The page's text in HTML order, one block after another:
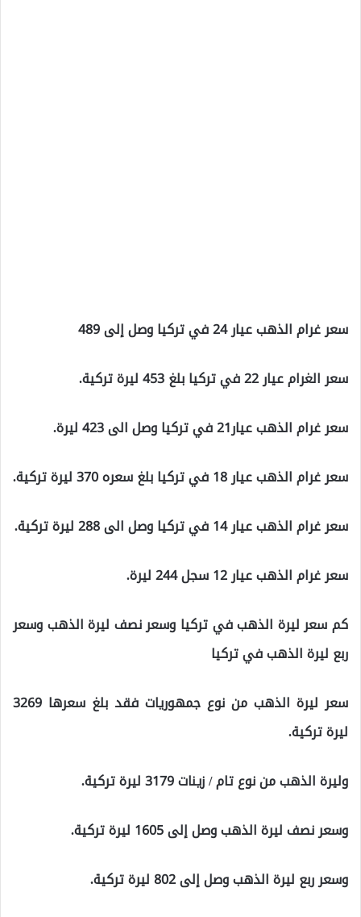
سعر غرام الذهب عيار 24 في تركيا وصل إلى 489
سعر الغرام عيار 22 في تركيا بلغ 453 ليرة تركية.
سعر غرام الذهب عيار21 في تركيا وصل الى 423 ليرة.
سعر غرام الذهب عيار 18 في تركيا بلغ سعره 370 ليرة تركية.
سعر غرام الذهب عيار 14 في تركيا وصل الى 288 ليرة تركية.
سعر غرام الذهب عيار 12 سجل 244 ليرة.
كم سعر ليرة الذهب في تركيا وسعر نصف ليرة الذهب وسعر
ربع ليرة الذهب في تركيا
سعر ليرة الذهب من نوع جمهوريات فقد بلغ سعرها 3269
ليرة تركية.
وليرة الذهب من نوع تام / زينات 3179 ليرة تركية.
وسعر نصف ليرة الذهب وصل إلى 1605 ليرة تركية.
وسعر ربع ليرة الذهب وصل إلى 802 ليرة تركية.